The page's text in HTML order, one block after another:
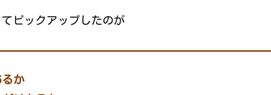
ピックアップしたのが
か